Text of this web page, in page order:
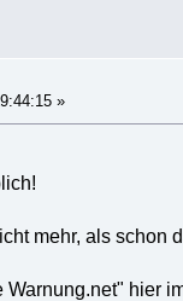
»
mehr, als schon
hier